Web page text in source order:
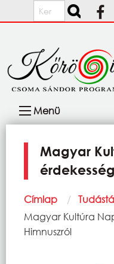
Ugrás a tartalomra
Keresés
navigáció
Menü
Magyar
Morzsa
Címlap
Current:
Magyar Kultúra
Himnuszról